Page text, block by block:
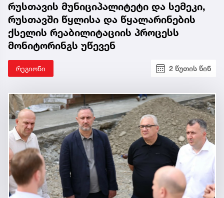
რუსთავის მუნიციპალიტეტი და სემეკი,
რუსთავში წყლისა და წყალარინების
ქსელის რეაბილიტაციის პროცესს
მონიტორინგს უწევენ
რეგიონი 2 წუთის წინ